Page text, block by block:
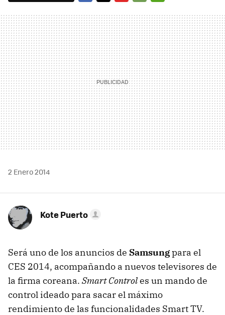
MAIL
2 Enero 2014
Kote Puerto
Será uno de los anuncios de Samsungpara el
CES 2014, acompañando a nuevos televisores de
la firma coreana. Smart Controles un mando de
control ideado para sacar el máximo
rendimiento de las funcionalidades Smart TV.